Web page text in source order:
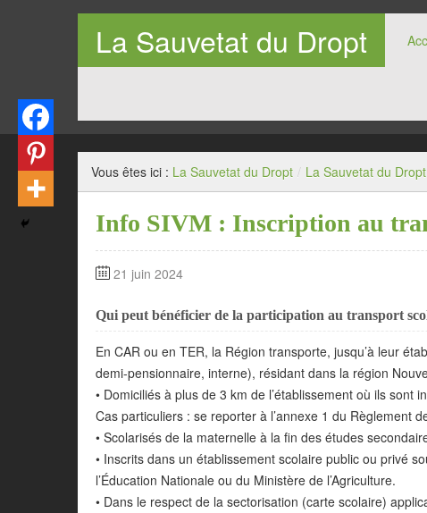
La Sauvetat du Dropt
Vous êtes ici : La Sauvetat du Dropt / La Sauvetat du Dropt
Info SIVM : Inscription au
21 juin 2024
Qui peut bénéficier de la participation au transport
En CAR ou en TER, la Région transporte, jusqu’à leur
demi-pensionnaire, interne), résidant dans la région
• Domiciliés à plus de 3 km de l’établissement où ils sont
Cas particuliers : se reporter à l’annexe 1 du Règlement
• Scolarisés de la maternelle à la fin des études
• Inscrits dans un établissement scolaire public ou privé
l’Éducation Nationale ou du Ministère de l’Agriculture.
• Dans le respect de la sectorisation (carte scolaire)